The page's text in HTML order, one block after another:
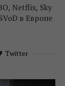
Netflix, Sky
в Европе
Twitter